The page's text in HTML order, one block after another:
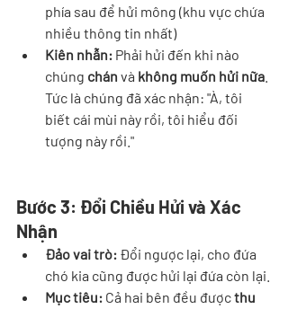
phía sau để hửi mông (khu vực chứa
nhiều thông tin nhất)
Kiên nhẫn: Phải hửi đến khi nào
chúng chán và không muốn hửi nữa
Tức là chúng đã xác nhận: "À, tôi
biết cái mùi này rồi, tôi hiểu đối
tượng này rồi."
Bước 3: Đổi Chiều Hửi và Xác
Nhận
Đảo vai trò: Đổi ngược lại, cho đứa
chó kia cũng được hửi lại đứa còn lại.
Mục tiêu: Cả hai bên đều được thu